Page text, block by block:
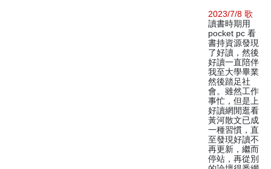
2023/7/8 歌
讀書時期用
pocket pc 看
書持資源發現
了好讀，然後
好讀一直陪伴
我至大學畢業
然後踏足社
會。雖然工作
事忙，但是上
好讀網閒逛看
黃河散文已成
一種習慣，直
至發現好讀不
再更新，繼而
停站，再從別